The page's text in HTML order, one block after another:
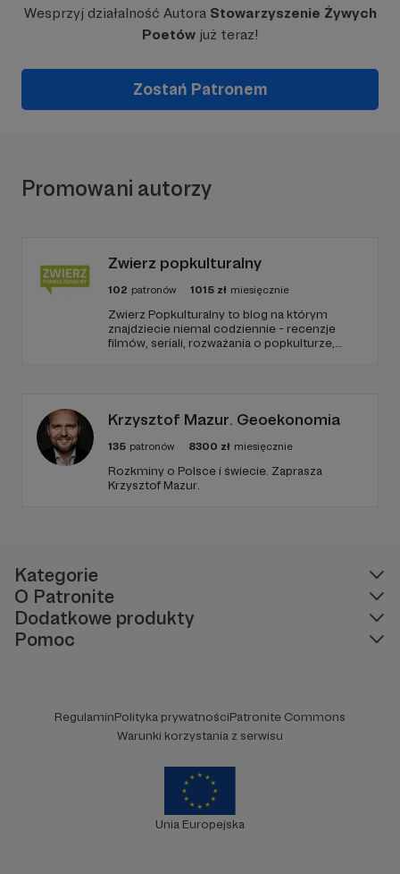
Wesprzyj działalność Autora Stowarzyszenie Żywych
Poetówjuż teraz!
Zostań Patronem
Promowani autorzy
Zwierz popkulturalny
102 patronów 1015 zł miesięcznie
Zwierz Popkulturalny to blog na którym
znajdziecie niemal codziennie - recenzje
filmów, seriali, rozważania o popkulturze,
Krzysztof Mazur. Geoekonomia
135 patronów 8300 zł miesięcznie
Rozkminy o Polsce i świecie. Zaprasza
Krzysztof Mazur.
Kategorie
O Patronite
Dodatkowe produkty
Pomoc
RegulaminPolityka prywatnościPatronite Commons
Warunki korzystania z serwisu
Unia Europejska